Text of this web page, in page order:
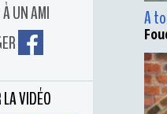
UN AMI
VIDÉO
A